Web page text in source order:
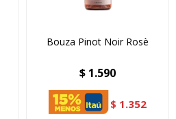
Bouza Pinot Noir Rosè
$ 1.590
$ 1.352